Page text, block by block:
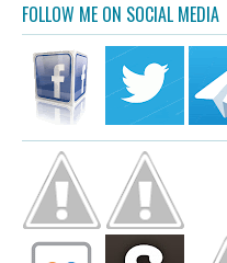
FOLLOW ME ON SOCIAL MEDIA